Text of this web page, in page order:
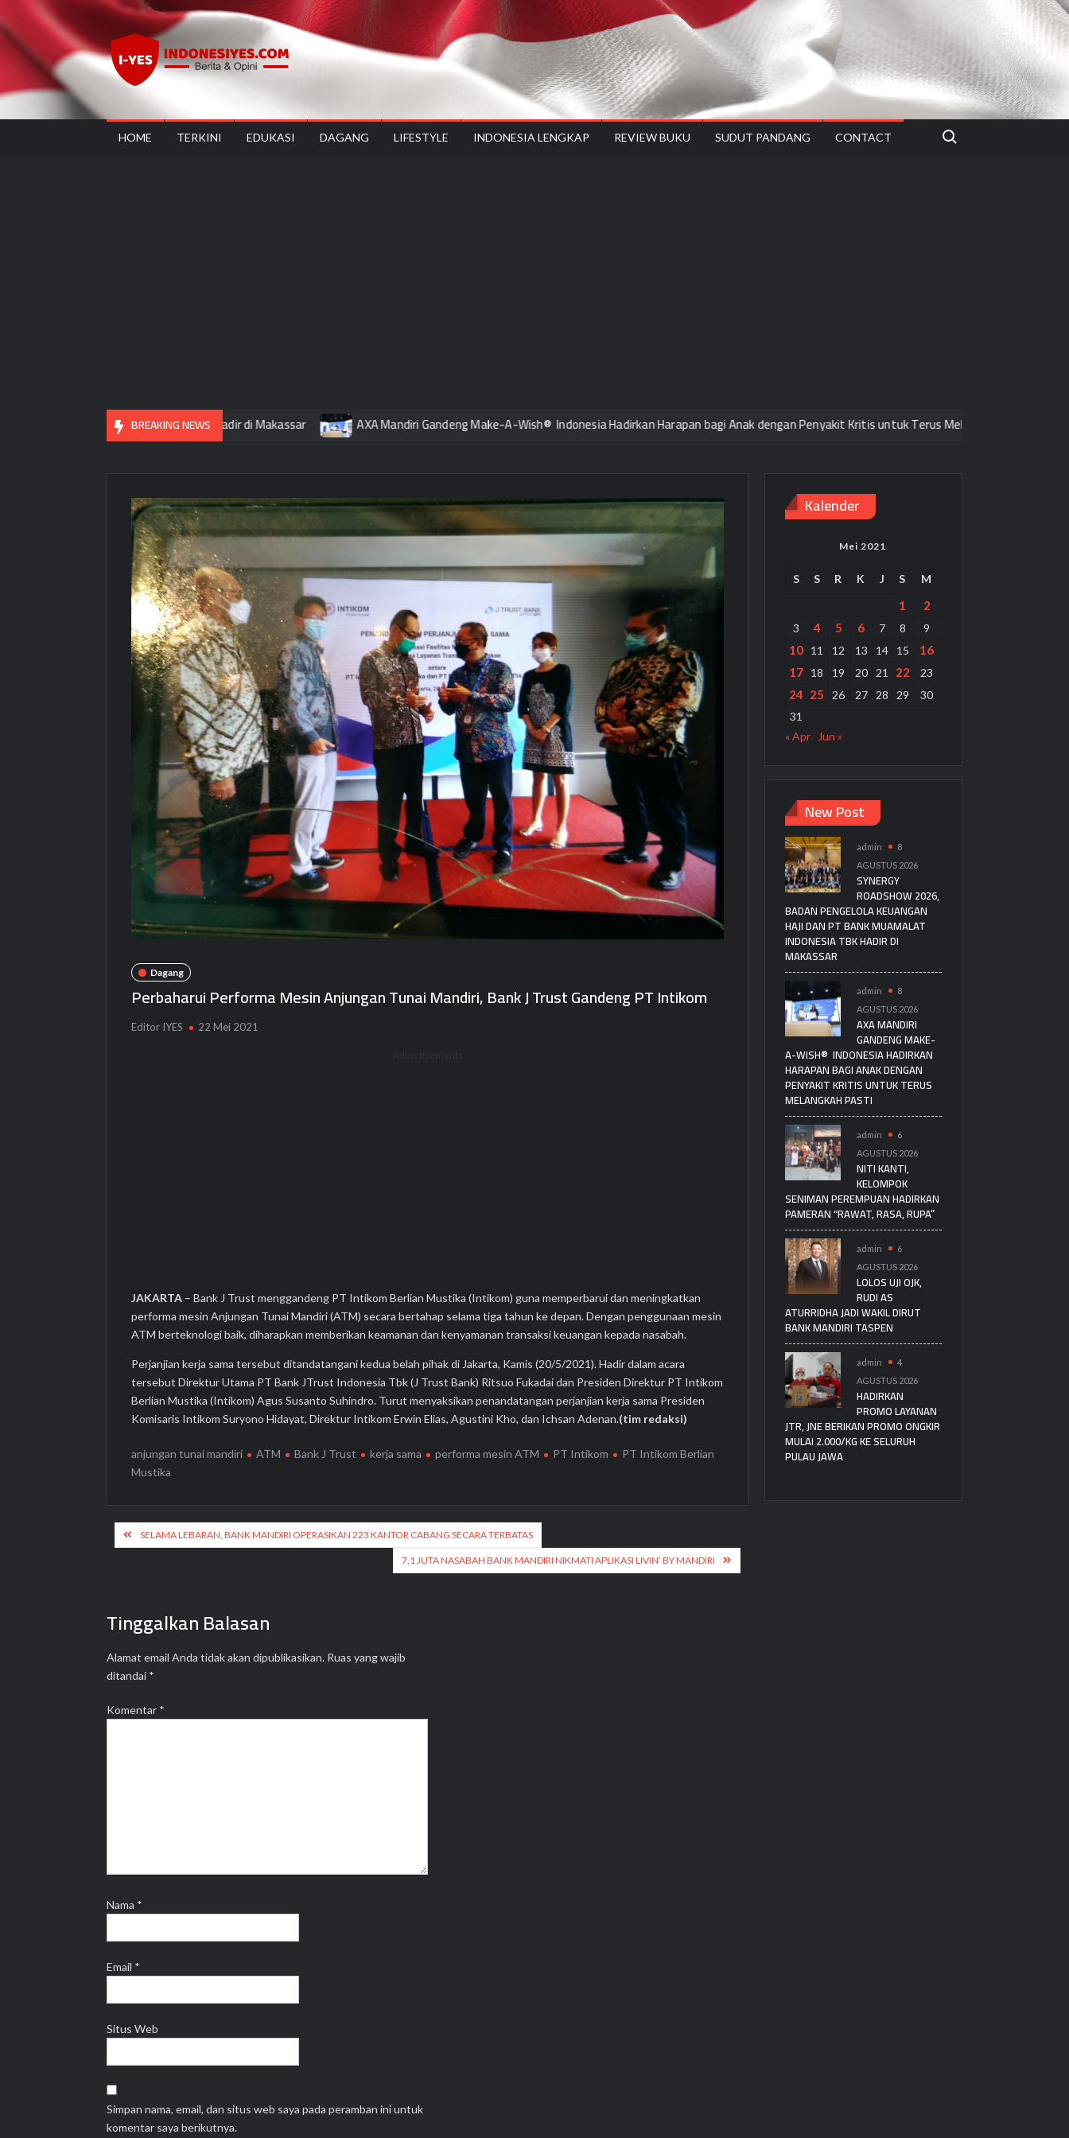
to
content
Indonesiyes
HOME TERKINI EDUKASI DAGANG LIFESTYLE INDONESIA LENGKAP REVIEW BUKU SUDUT PANDANG CONTACT
Search for:
BREAKING NEWS
Muamalat Indonesia Tbk Hadir di Makassar AXA Mandiri Gandeng Make-A-Wish® Indonesia Hadirkan Harapan bagi Anak dengan Penyakit Kritis untuk Terus Melangkah Pasti
Dagang
Perbaharui Performa Mesin Anjungan Tunai Mandiri, Bank J Trust Gandeng PT Intikom
Editor IYES 22 Mei 2021
JAKARTA – Bank J Trust menggandeng PT Intikom Berlian Mustika (Intikom) guna memperbarui dan meningkatkan
performa mesin Anjungan Tunai Mandiri (ATM) secara bertahap selama tiga tahun ke depan. Dengan penggunaan mesin
ATM berteknologi baik, diharapkan memberikan keamanan dan kenyamanan transaksi keuangan kepada nasabah.
Perjanjian kerja sama tersebut ditandatangani kedua belah pihak di Jakarta, Kamis (20/5/2021). Hadir dalam acara
tersebut Direktur Utama PT Bank JTrust Indonesia Tbk (J Trust Bank) Ritsuo Fukadai dan Presiden Direktur PT Intikom
Berlian Mustika (Intikom) Agus Susanto Suhindro. Turut menyaksikan penandatangan perjanjian kerja sama Presiden
Komisaris Intikom Suryono Hidayat, Direktur Intikom Erwin Elias, Agustini Kho, dan Ichsan Adenan.(tim redaksi)
anjungan tunai mandiri ATM Bank J Trust kerja sama performa mesin ATM PT Intikom
PT Intikom Berlian
Mustika
Navigasi
pos
SELAMA LEBARAN, BANK MANDIRI OPERASIKAN 223 KANTOR CABANG SECARA TERBATAS
7,1 JUTA NASABAH BANK MANDIRI NIKMATI APLIKASI LIVIN’ BY MANDIRI
Tinggalkan Balasan
Alamat email Anda tidak akan dipublikasikan. Ruas yang wajib
ditandai *
Komentar *
Nama *
Email *
Situs Web
Simpan nama, email, dan situs web saya pada peramban ini untuk
komentar saya berikutnya.
Kalender
Mei 2021
S S R K J S M
1 2
3 4 5 6 7 8 9
10 11 12 13 14 15
16
17 18 19 20 21 22 23
24 25 26 27 28 29
30
31
« Apr
Jun »
New Post
admin
8
AGUSTUS 2026
SYNERGY
ROADSHOW 2026,
BADAN PENGELOLA KEUANGAN
HAJI DAN PT BANK MUAMALAT
INDONESIA TBK HADIR DI
MAKASSAR
admin
8
AGUSTUS 2026
AXA MANDIRI
GANDENG MAKE-
A-WISH® INDONESIA HADIRKAN
HARAPAN BAGI ANAK DENGAN
PENYAKIT KRITIS UNTUK TERUS
MELANGKAH PASTI
admin
6
AGUSTUS 2026
NITI KANTI,
KELOMPOK
SENIMAN PEREMPUAN HADIRKAN
PAMERAN “RAWAT, RASA, RUPA”
admin
6
AGUSTUS 2026
LOLOS UJI OJK,
RUDI AS
ATURRIDHA JADI WAKIL DIRUT
BANK MANDIRI TASPEN
admin
4
AGUSTUS 2026
HADIRKAN
PROMO LAYANAN
JTR, JNE BERIKAN PROMO ONGKIR
MULAI 2.000/KG KE SELURUH
PULAU JAWA